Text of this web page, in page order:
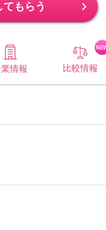
もらう
情報 比較情報